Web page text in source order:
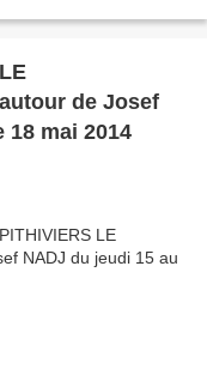
de Josef
18 mai 2014